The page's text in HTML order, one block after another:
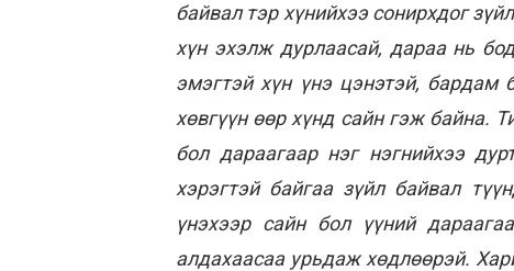
байвал тэр хүнийхээ сонирхдог
хүн эхэлж дурлаасай, дараа нь
эмэгтэй хүн үнэ цэнэтэй, бардам
хөвгүүн өөр хүнд сайн гэж байна.
бол дараагаар нэг нэгнийхээ
хэрэгтэй байгаа зүйл байвал
үнэхээр сайн бол үүний
алдахаасаа урьдаж хөдлөөрэй.